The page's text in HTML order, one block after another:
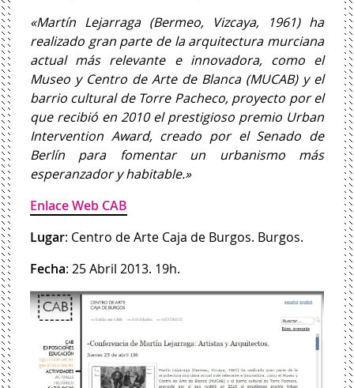
«Martín Lejarraga (Bermeo, Vizcaya, 1961) ha
realizado gran parte de la arquitectura murciana
actual más relevante e innovadora, como el
Museo y Centro de Arte de Blanca (MUCAB) y el
barrio cultural de Torre Pacheco, proyecto por el
que recibió en 2010 el prestigioso premio Urban
Intervention Award, creado por el Senado de
Berlín para fomentar un urbanismo más
esperanzador y habitable.»
Enlace Web CAB
Lugar: Centro de Arte Caja de Burgos. Burgos.
Fecha: 25 Abril 2013. 19h.